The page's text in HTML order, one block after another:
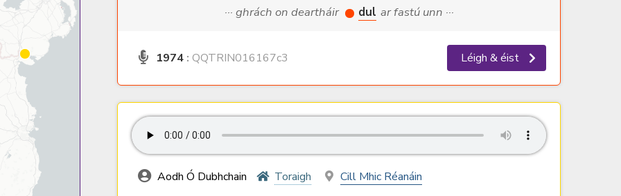
··· ghrách on deartháir dul ar fastú unn ···
1974 : QQTRIN016167c3 Léigh & éist
Aodh Ó Dubhchain Toraigh Cill Mhic Réanáin